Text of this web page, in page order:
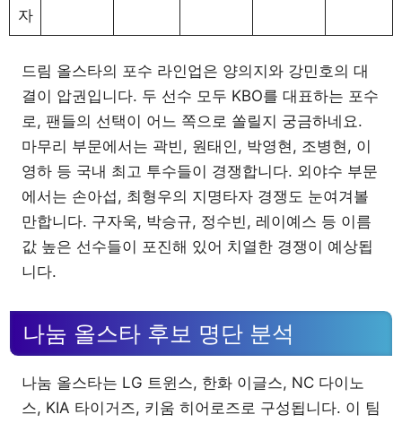
자
드림 올스타의 포수 라인업은 양의지와 강민호의 대
결이 압권입니다. 두 선수 모두 KBO를 대표하는 포수
로, 팬들의 선택이 어느 쪽으로 쏠릴지 궁금하네요.
마무리 부문에서는 곽빈, 원태인, 박영현, 조병현, 이
영하 등 국내 최고 투수들이 경쟁합니다. 외야수 부문
에서는 손아섭, 최형우의 지명타자 경쟁도 눈여겨볼
만합니다. 구자욱, 박승규, 정수빈, 레이예스 등 이름
값 높은 선수들이 포진해 있어 치열한 경쟁이 예상됩
니다.
나눔 올스타 후보 명단 분석
나눔 올스타는 LG 트윈스, 한화 이글스, NC 다이노
스, KIA 타이거즈, 키움 히어로즈로 구성됩니다. 이 팀